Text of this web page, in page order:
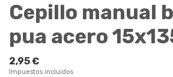
Cepillo manual
pua acero
2,95 €
Impuestos incluidos